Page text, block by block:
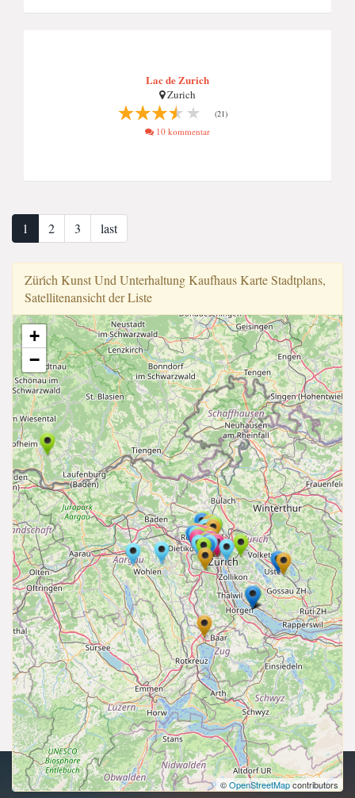
Lac de Zurich
Zurich
(21)
10 kommentar
1 2 3 last
Züri̇ch Kunst Und Unterhaltung Kaufhaus Karte Stadtplans,
Satellitenansicht der Liste
+
−
©OpenStreetMapcontributors
Urheberrecht 2026 | Alle Rechte vorbehalten.